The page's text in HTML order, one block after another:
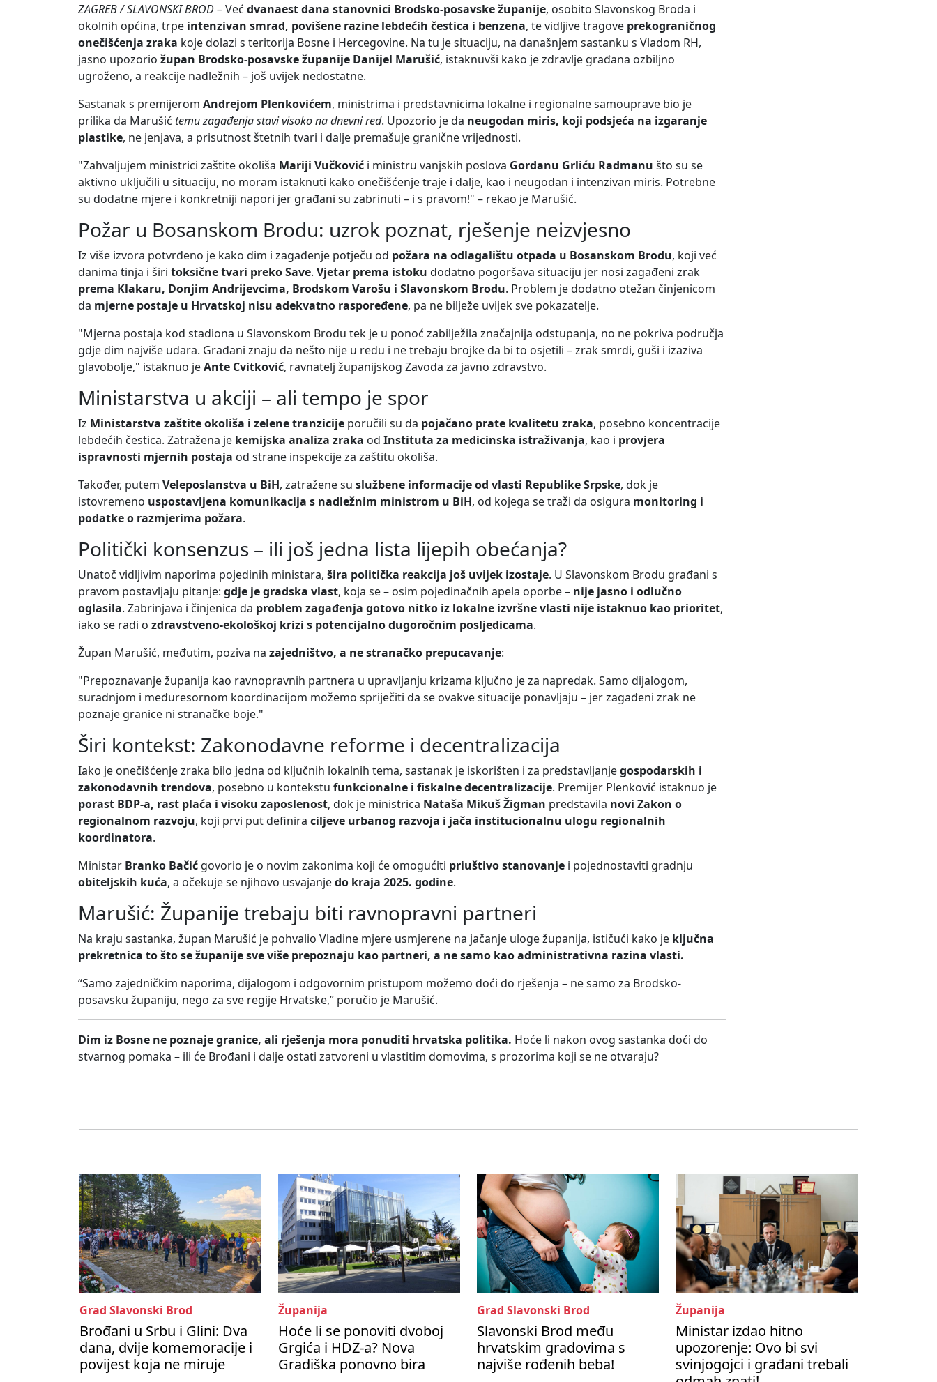
ZAGREB / SLAVONSKI BROD – Već dvanaest dana stanovnici Brodsko-posavske županije, osobito Slavonskog Broda i
okolnih općina, trpe intenzivan smrad, povišene razine lebdećih čestica i benzena, te vidljive tragove prekograničnog
onečišćenja zraka koje dolazi s teritorija Bosne i Hercegovine. Na tu je situaciju, na današnjem sastanku s Vladom RH,
jasno upozorio župan Brodsko-posavske županije Danijel Marušić, istaknuvši kako je zdravlje građana ozbiljno
ugroženo, a reakcije nadležnih – još uvijek nedostatne.
Sastanak s premijerom Andrejom Plenkovićem, ministrima i predstavnicima lokalne i regionalne samouprave bio je
prilika da Marušić temu zagađenja stavi visoko na dnevni red. Upozorio je da neugodan miris, koji podsjeća na izgaranje
plastike, ne jenjava, a prisutnost štetnih tvari i dalje premašuje granične vrijednosti.
"Zahvaljujem ministrici zaštite okoliša Mariji Vučković i ministru vanjskih poslova Gordanu Grliću Radmanu što su se
aktivno uključili u situaciju, no moram istaknuti kako onečišćenje traje i dalje, kao i neugodan i intenzivan miris. Potrebne
su dodatne mjere i konkretniji napori jer građani su zabrinuti – i s pravom!" – rekao je Marušić.
Požar u Bosanskom Brodu: uzrok poznat, rješenje neizvjesno
Iz više izvora potvrđeno je kako dim i zagađenje potječu od požara na odlagalištu otpada u Bosanskom Brodu, koji već
danima tinja i širi toksične tvari preko Save. Vjetar prema istoku dodatno pogoršava situaciju jer nosi zagađeni zrak
prema Klakaru, Donjim Andrijevcima, Brodskom Varošu i Slavonskom Brodu. Problem je dodatno otežan činjenicom
da mjerne postaje u Hrvatskoj nisu adekvatno raspoređene, pa ne bilježe uvijek sve pokazatelje.
"Mjerna postaja kod stadiona u Slavonskom Brodu tek je u ponoć zabilježila značajnija odstupanja, no ne pokriva područja
gdje dim najviše udara. Građani znaju da nešto nije u redu i ne trebaju brojke da bi to osjetili – zrak smrdi, guši i izaziva
glavobolje," istaknuo jeAnte Cvitković, ravnatelj županijskog Zavoda za javno zdravstvo.
Ministarstva u akciji – ali tempo je spor
Iz Ministarstva zaštite okoliša i zelene tranzicije poručili su da pojačano prate kvalitetu zraka, posebno koncentracije
lebdećih čestica. Zatražena je kemijska analiza zraka od Instituta za medicinska istraživanja, kao i provjera
ispravnosti mjernih postaja od strane inspekcije za zaštitu okoliša.
Također, putem Veleposlanstva u BiH, zatražene su službene informacije od vlasti Republike Srpske, dok je
istovremeno uspostavljena komunikacija s nadležnim ministrom u BiH, od kojega se traži da osigura monitoring i
podatke o razmjerima požara.
Politički konsenzus – ili još jedna lista lijepih obećanja?
Unatoč vidljivim naporima pojedinih ministara, šira politička reakcija još uvijek izostaje. U Slavonskom Brodu građani s
pravom postavljaju pitanje: gdje je gradska vlast, koja se – osim pojedinačnih apela oporbe – nije jasno i odlučno
oglasila. Zabrinjava i činjenica da problem zagađenja gotovo nitko iz lokalne izvršne vlasti nije istaknuo kao prioritet,
iako se radi o zdravstveno-ekološkoj krizi s potencijalno dugoročnim posljedicama.
Župan Marušić, međutim, poziva na zajedništvo, a ne stranačko prepucavanje:
"Prepoznavanje županija kao ravnopravnih partnera u upravljanju krizama ključno je za napredak. Samo dijalogom,
suradnjom i međuresornom koordinacijom možemo spriječiti da se ovakve situacije ponavljaju – jer zagađeni zrak ne
poznaje granice ni stranačke boje."
Širi kontekst: Zakonodavne reforme i decentralizacija
Iako je onečišćenje zraka bilo jedna od ključnih lokalnih tema, sastanak je iskorišten i za predstavljanjegospodarskih i
zakonodavnih trendova, posebno u kontekstu funkcionalne i fiskalne decentralizacije. Premijer Plenković istaknuo je
porast BDP-a, rast plaća i visoku zaposlenost, dok je ministrica Nataša Mikuš Žigman predstavila novi Zakon o
regionalnom razvoju, koji prvi put definira ciljeve urbanog razvoja i jača institucionalnu ulogu regionalnih
koordinatora.
Ministar Branko Bačić govorio je o novim zakonima koji će omogućiti priuštivo stanovanje i pojednostaviti gradnju
obiteljskih kuća, a očekuje se njihovo usvajanjedo kraja 2025. godine.
Marušić: Županije trebaju biti ravnopravni partneri
Na kraju sastanka, župan Marušić je pohvalio Vladine mjere usmjerene na jačanje uloge županija, ističući kako je ključna
prekretnica to što se županije sve više prepoznaju kao partneri, a ne samo kao administrativna razina vlasti.
“Samo zajedničkim naporima, dijalogom i odgovornim pristupom možemo doći do rješenja – ne samo za Brodsko-
posavsku županiju, nego za sve regije Hrvatske,” poručio je Marušić.
Dim iz Bosne ne poznaje granice, ali rješenja mora ponuditi hrvatska politika. Hoće li nakon ovog sastanka doći do
stvarnog pomaka – ili će Brođani i dalje ostati zatvoreni u vlastitim domovima, s prozorima koji se ne otvaraju?
Grad Slavonski Brod
Brođani u Srbu i Glini: Dva
dana, dvije komemoracije i
povijest koja ne miruje
Županija
Hoće li se ponoviti dvoboj
Grgića i HDZ-a? Nova
Gradiška ponovno bira
Grad Slavonski Brod
Slavonski Brod među
hrvatskim gradovima s
najviše rođenih beba!
Županija
Ministar izdao hitno
upozorenje: Ovo bi svi
svinjogojci i građani trebali